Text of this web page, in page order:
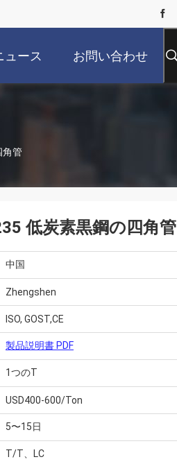
ュース お問い合わせ
角管
低炭素黒鋼の四角管
中国
Zhengshen
ISO, GOST,CE
製品説明書 PDF
1つのT
USD400-600/Ton
5〜15日
T/T、LC